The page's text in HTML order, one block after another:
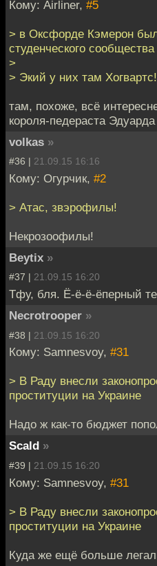
Кому: Airliner, #5
> в Оксфорде Кэмерон
студенческого
>
> Экий у них там Хогвартс!
там, похоже, всё
короля-педераста
volkas »
#36 | 21.09.15 16:16
Кому: Огурчик, #2
> Атас, звэрофилы!
Некрозоофилы!
Beytix »
#37 | 21.09.15 16:20
Тфу, бля. Ё-ё-ё-ёперный
Necrotrooper »
#38 | 21.09.15 16:20
Кому: Samnesvoy, #31
> В Раду внесли
проституции на Украине
Надо ж как-то бюджет
Scald »
#39 | 21.09.15 16:20
Кому: Samnesvoy, #31
> В Раду внесли
проституции на Украине
Куда же ещё больше